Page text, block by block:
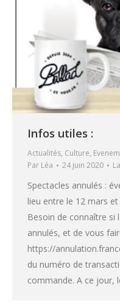
Infos utiles :
Actualités, Culture,
Par Léa 24 juin 2020
Spectacles annulés :
lieu entre le 12 mars
Besoin de connaître si
annulés, et de vous
https://
du numéro de
commande. A ce jour,